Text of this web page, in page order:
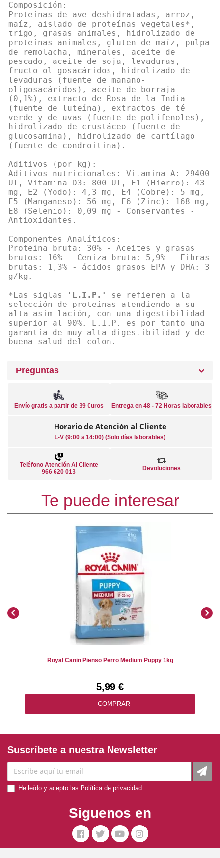
Composición:
Proteínas de ave deshidratadas, arroz,
maíz, aislado de proteínas vegetales*,
trigo, grasas animales, hidrolizado de
proteínas animales, gluten de maíz, pulpa
de remolacha, minerales, aceite de
pescado, aceite de soja, levaduras,
fructo-oligosacáridos, hidrolizado de
levaduras (fuente de manano-
oligosacáridos), aceite de borraja
(0,1%), extracto de Rosa de la India
(fuente de luteína), extractos de té
verde y de uvas (fuente de polifenoles),
hidrolizado de crustáceo (fuente de
glucosamina), hidrolizado de cartílago
(fuente de condroitina).
Aditivos (por kg):
Aditivos nutricionales: Vitamina A: 29400
UI, Vitamina D3: 800 UI, E1 (Hierro): 43
mg, E2 (Yodo): 4,3 mg, E4 (Cobre): 5 mg,
E5 (Manganeso): 56 mg, E6 (Zinc): 168 mg,
E8 (Selenio): 0,09 mg - Conservantes -
Antioxidantes.
Componentes Analíticos:
Proteína bruta: 30% - Aceites y grasas
brutos: 16% - Ceniza bruta: 5,9% - Fibras
brutas: 1,3% - ácidos grasos EPA y DHA: 3
g/kg.
*Las siglas
'L.I.P.'
se refieren a la
selección de proteínas atendiendo a su
alta asimilación, con una digestibilidad
superior al 90%. L.I.P. es por tanto una
garantía de muy alta digestibilidad y de
buena salud del colon.
Preguntas
Envío gratis a partir de 39 €uros Entrega en 48 - 72 Horas laborables
Horario de Atención al Cliente
L-V (9:00 a 14:00) (Solo días laborables)
Teléfono Atención Al Cliente
966 620 013
Devoluciones
Te puede interesar
Royal Canin Pienso Perro Medium Puppy 1kg
5,99 €
COMPRAR
Suscríbete a nuestra Newsletter
He leído y acepto las Política de privacidad
Siguenos en